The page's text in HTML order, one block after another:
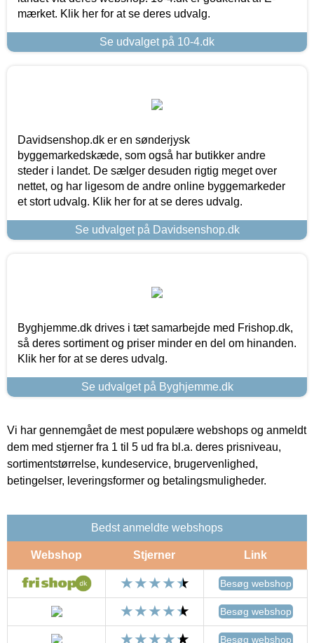
mærket. Klik her for at se deres udvalg.
Se udvalget på 10-4.dk
Davidsenshop.dk er en sønderjysk
byggemarkedskæde, som også har butikker andre
steder i landet. De sælger desuden rigtig meget over
nettet, og har ligesom de andre online byggemarkeder
et stort udvalg. Klik her for at se deres udvalg.
Se udvalget på Davidsenshop.dk
Byghjemme.dk drives i tæt samarbejde med Frishop.dk,
så deres sortiment og priser minder en del om hinanden.
Klik her for at se deres udvalg.
Se udvalget på Byghjemme.dk
Vi har gennemgået de mest populære webshops og anmeldt
dem med stjerner fra 1 til 5 ud fra bl.a. deres prisniveau,
sortimentstørrelse, kundeservice, brugervenlighed,
betingelser, leveringsformer og betalingsmuligheder.
Bedst anmeldte webshops
Webshop Stjerner Link
Besøg webshop
Besøg webshop
Besøg webshop